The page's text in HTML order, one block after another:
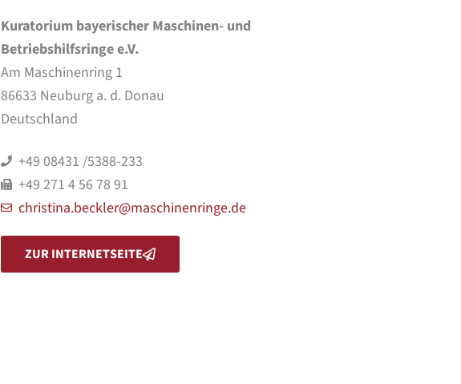
Kuratorium bayerischer Maschinen- und
Betriebshilfsringe e.V.
Am Maschinenring 1
86633 Neuburg a. d. Donau
Deutschland
+49 08431 /5388-233
+49 271 4 56 78 91
christina.beckler@maschinenringe.de
ZUR INTERNETSEITE